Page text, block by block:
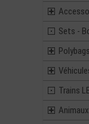
Sets -
Trains